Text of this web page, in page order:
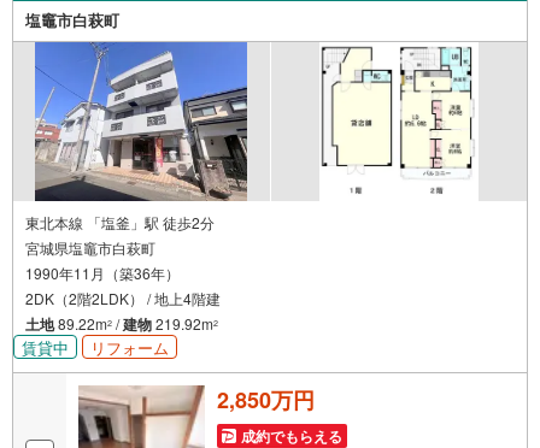
せて頂きます。各店舗ではキッズスペースも完備！お子様
連れのご家族様で是非お越しください。営業時間:10:00～1
8:00（定休日火・水曜日※店舗により変動あり）現地のご案
内も可能ですので、どうぞお気軽にお問い合わせくださ
い！
塩竈市白萩町
東北本線 「塩釜」駅 徒歩2分
宮城県塩竈市白萩町
1990年11月（築36年）
2DK（2階2LDK） / 地上4階建
土地89.22m2 /建物219.92m2
賃貸中 リフォーム
2,850万円
成約でもらえる